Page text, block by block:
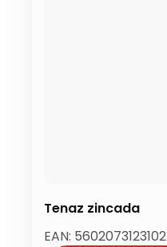
Tenaz zincada
EAN: 5602073123102